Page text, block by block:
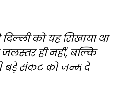
को यह सिखाया था
ही नहीं, बल्कि
बड़े संकट को जन्म दे